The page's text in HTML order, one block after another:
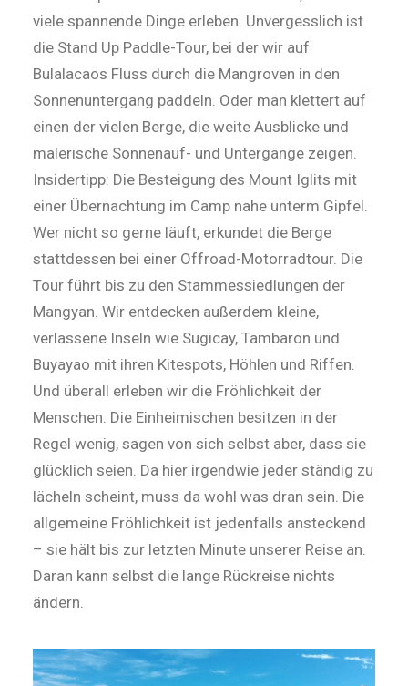
viele spannende Dinge erleben. Unvergesslich ist
die Stand Up Paddle-Tour, bei der wir auf
Bulalacaos Fluss durch die Mangroven in den
Sonnenuntergang paddeln. Oder man klettert auf
einen der vielen Berge, die weite Ausblicke und
malerische Sonnenauf- und Untergänge zeigen.
Insidertipp: Die Besteigung des Mount Iglits mit
einer Übernachtung im Camp nahe unterm Gipfel.
Wer nicht so gerne läuft, erkundet die Berge
stattdessen bei einer Offroad-Motorradtour. Die
Tour führt bis zu den Stammessiedlungen der
Mangyan. Wir entdecken außerdem kleine,
verlassene Inseln wie Sugicay, Tambaron und
Buyayao mit ihren Kitespots, Höhlen und Riffen.
Und überall erleben wir die Fröhlichkeit der
Menschen. Die Einheimischen besitzen in der
Regel wenig, sagen von sich selbst aber, dass sie
glücklich seien. Da hier irgendwie jeder ständig zu
lächeln scheint, muss da wohl was dran sein. Die
allgemeine Fröhlichkeit ist jedenfalls ansteckend
– sie hält bis zur letzten Minute unserer Reise an.
Daran kann selbst die lange Rückreise nichts
ändern.